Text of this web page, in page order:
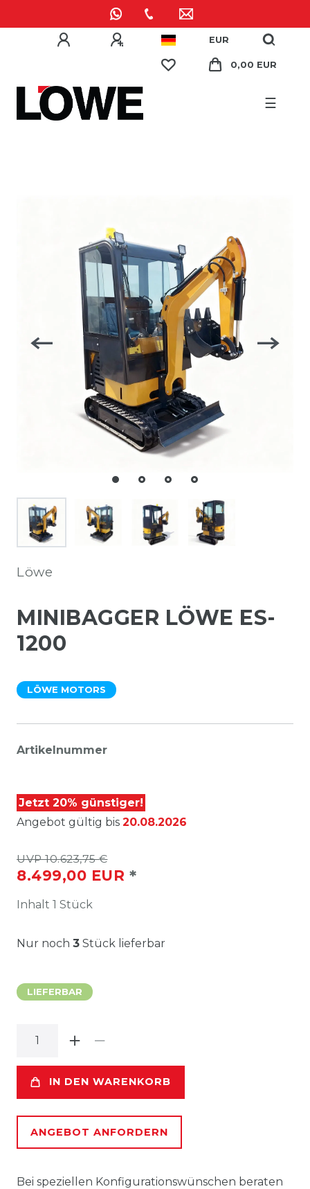
EUR
0,00 EUR
☰
Löwe
MINIBAGGER LÖWE ES-
1200
LÖWE MOTORS
Artikelnummer
Jetzt 20% günstiger!
Angebot gültig bis 20.08.2026
UVP 10.623,75 €
8.499,00 EUR *
Inhalt 1 Stück
Nur noch 3 Stück lieferbar
LIEFERBAR
IN DEN WARENKORB
ANGEBOT ANFORDERN
Bei speziellen Konfigurations­wünschen beraten